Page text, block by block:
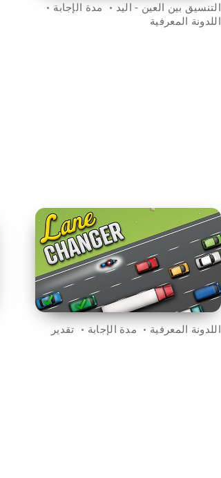
التنسيق بين العين - اليد
مدة الإجابة
اللدونة المعرفية
اللدونة المعرفية مدة الإجابة تقدير